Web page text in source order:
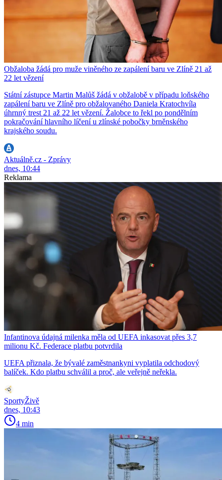
Obžaloba žádá pro muže viněného ze zapálení baru ve Zlíně 21 až
22 let vězení
Státní zástupce Martin Malůš žádá v obžalobě v případu loňského
zapálení baru ve Zlíně pro obžalovaného Daniela Kratochvíla
úhrnný trest 21 až 22 let vězení. Žalobce to řekl po pondělním
pokračování hlavního líčení u zlínské pobočky brněnského
krajského soudu.
Aktuálně.cz - Zprávy
dnes, 10:44
Reklama
Infantinova údajná milenka měla od UEFA inkasovat přes 3,7
milionu Kč. Federace platbu potvrdila
UEFA přiznala, že bývalé zaměstnankyni vyplatila odchodový
balíček. Kdo platbu schválil a proč, ale veřejně neřekla.
SportyŽivě
dnes, 10:43
4 min